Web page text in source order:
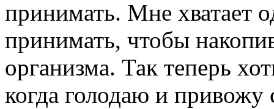
принимать. Мне хватает
принимать, чтобы
организма. Так теперь
когда голодаю и привожу